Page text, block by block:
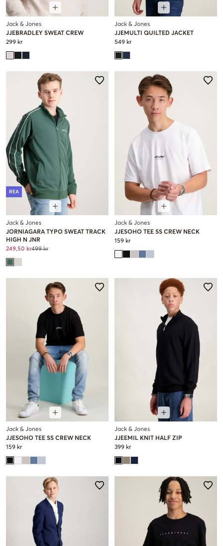
Jack & Jones
JJEBRADLEY SWEAT CREW
299 kr
Jack & Jones
JJEMULTI QUILTED JACKET
549 kr
REA
Jack & Jones
JORNIAGARA TYPO SWEAT TRACK
HIGH N JNR
249,50 kr499 kr
Jack & Jones
JJESOHO TEE SS CREW NECK
159 kr
Jack & Jones
JJESOHO TEE SS CREW NECK
159 kr
Jack & Jones
JJEEMIL KNIT HALF ZIP
399 kr